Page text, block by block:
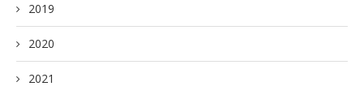
2019
2020
2021